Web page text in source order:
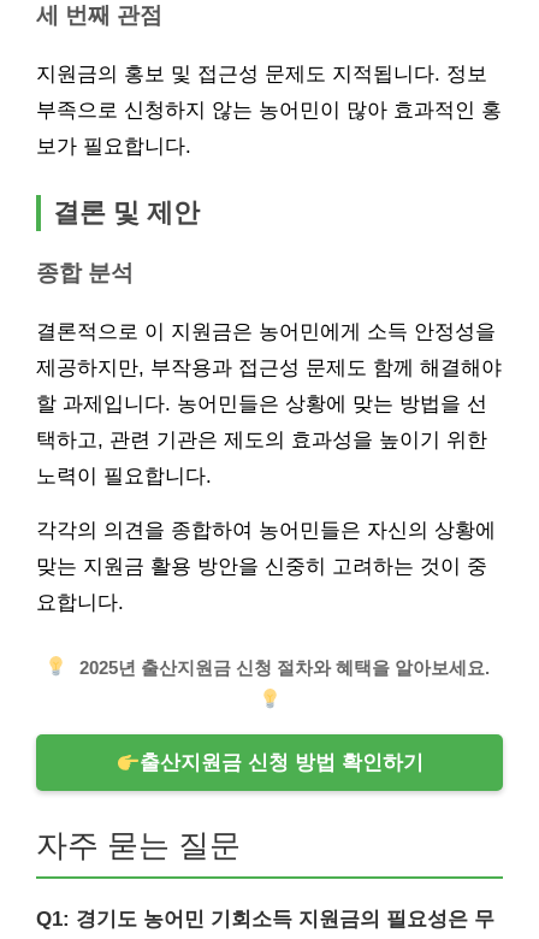
세 번째 관점
지원금의 홍보 및 접근성 문제도 지적됩니다. 정보
부족으로 신청하지 않는 농어민이 많아 효과적인 홍
보가 필요합니다.
결론 및 제안
종합 분석
결론적으로 이 지원금은 농어민에게 소득 안정성을
제공하지만, 부작용과 접근성 문제도 함께 해결해야
할 과제입니다. 농어민들은 상황에 맞는 방법을 선
택하고, 관련 기관은 제도의 효과성을 높이기 위한
노력이 필요합니다.
각각의 의견을 종합하여 농어민들은 자신의 상황에
맞는 지원금 활용 방안을 신중히 고려하는 것이 중
요합니다.
2025년 출산지원금 신청 절차와 혜택을 알아보세요.
출산지원금 신청 방법 확인하기
자주 묻는 질문
Q1: 경기도 농어민 기회소득 지원금의 필요성은 무